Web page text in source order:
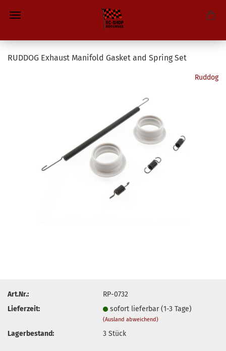
RUDDOG Exhaust Manifold Gasket and Spring Set
Ruddog
Art.Nr.:
RP-0732
Lieferzeit:
sofort lieferbar (1-3 Tage)
(Ausland abweichend)
Lagerbestand: 3Stück